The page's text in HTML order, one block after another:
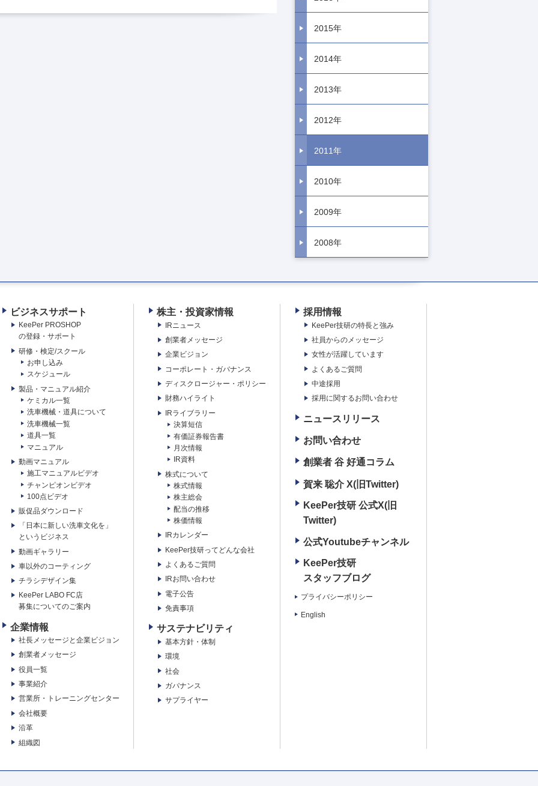
2015年
2014年
2013年
2012年
2011年
2010年
2009年
2008年
ビジネスサポート
KeePer PROSHOP
の登録・サポート
研修・検定/スクール
お申し込み
スケジュール
製品・マニュアル紹介
ケミカル一覧
洗車機械・道具について
洗車機械一覧
道具一覧
マニュアル
動画マニュアル
施工マニュアルビデオ
チャンピオンビデオ
100点ビデオ
販促品ダウンロード
「日本に新しい洗車文化を」
というビジネス
動画ギャラリー
車以外のコーティング
チラシデザイン集
KeePer LABO FC店
募集についてのご案内
企業情報
社長メッセージと企業ビジョン
創業者メッセージ
役員一覧
事業紹介
営業所・トレーニングセンター
会社概要
沿革
組織図
株主・投資家情報
IRニュース
創業者メッセージ
企業ビジョン
コーポレート・ガバナンス
ディスクロージャー・ポリシー
財務ハイライト
IRライブラリー
決算短信
有価証券報告書
月次情報
IR資料
株式について
株式情報
株主総会
配当の推移
株価情報
IRカレンダー
KeePer技研ってどんな会社
よくあるご質問
IRお問い合わせ
電子公告
免責事項
サステナビリティ
基本方針・体制
環境
社会
ガバナンス
サプライヤー
採用情報
KeePer技研の特長と強み
社員からのメッセージ
女性が活躍しています
よくあるご質問
中途採用
採用に関するお問い合わせ
ニュースリリース
お問い合わせ
創業者 谷 好通コラム
賀来 聡介 X(旧Twitter)
KeePer技研 公式X(旧
Twitter)
公式Youtubeチャンネル
KeePer技研
スタッフブログ
プライバシーポリシー
English